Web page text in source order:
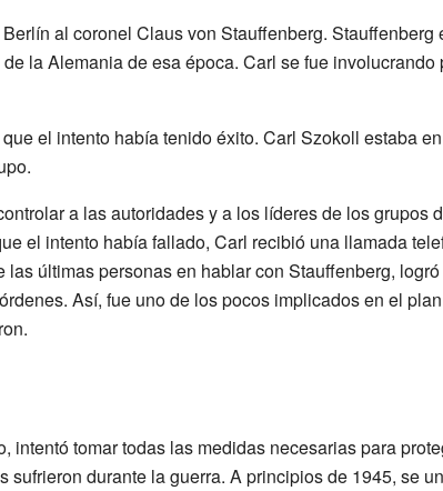
al coronel Claus von Stauffenberg. Stauffenberg
la Alemania de esa época. Carl se fue involucrando
el intento había tenido éxito. Carl Szokoll estaba
a las autoridades y a los líderes de los grupos
el intento había fallado, Carl recibió una llamada
últimas personas en hablar con Stauffenberg, logró
Así, fue uno de los pocos implicados en el
tomar todas las medidas necesarias para
durante la guerra. A principios de 1945, se